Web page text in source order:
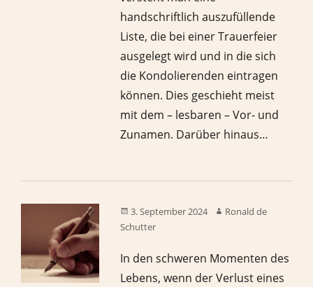
handschriftlich auszufüllende
Liste, die bei einer Trauerfeier
ausgelegt wird und in die sich
die Kondolierenden eintragen
können. Dies geschieht meist
mit dem – lesbaren – Vor- und
Zunamen. Darüber hinaus…
3. September 2024
Ronald de
Schutter
In den schweren Momenten des
Lebens, wenn der Verlust eines